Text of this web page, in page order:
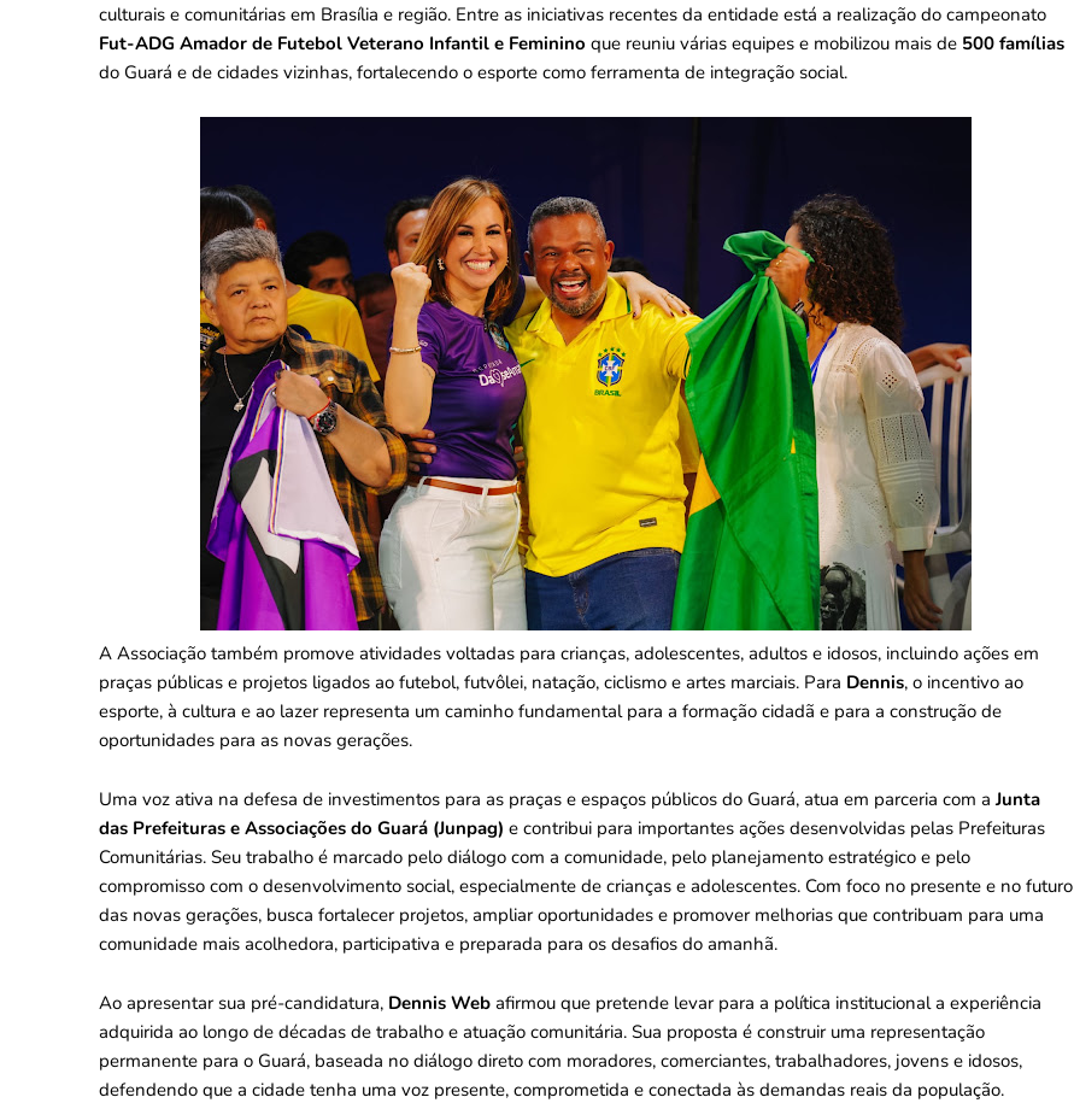
culturais e comunitárias em Brasília e região. Entre as iniciativas recentes da entidade está a realização do campeonato
Fut-ADG Amador de Futebol Veterano Infantil e Feminino que reuniu várias equipes e mobilizou mais de 500 famílias
do Guará e de cidades vizinhas, fortalecendo o esporte como ferramenta de integração social.
A Associação também promove atividades voltadas para crianças, adolescentes, adultos e idosos, incluindo ações em
praças públicas e projetos ligados ao futebol, futvôlei, natação, ciclismo e artes marciais. Para Dennis, o incentivo ao
esporte, à cultura e ao lazer representa um caminho fundamental para a formação cidadã e para a construção de
oportunidades para as novas gerações.
Uma voz ativa na defesa de investimentos para as praças e espaços públicos do Guará, atua em parceria com aJunta
das Prefeituras e Associações do Guará (Junpag) e contribui para importantes ações desenvolvidas pelas Prefeituras
Comunitárias. Seu trabalho é marcado pelo diálogo com a comunidade, pelo planejamento estratégico e pelo
compromisso com o desenvolvimento social, especialmente de crianças e adolescentes. Com foco no presente e no futuro
das novas gerações, busca fortalecer projetos, ampliar oportunidades e promover melhorias que contribuam para uma
comunidade mais acolhedora, participativa e preparada para os desafios do amanhã.
Ao apresentar sua pré-candidatura, Dennis Web afirmou que pretende levar para a política institucional a experiência
adquirida ao longo de décadas de trabalho e atuação comunitária. Sua proposta é construir uma representação
permanente para o Guará, baseada no diálogo direto com moradores, comerciantes, trabalhadores, jovens e idosos,
defendendo que a cidade tenha uma voz presente, comprometida e conectada às demandas reais da população.